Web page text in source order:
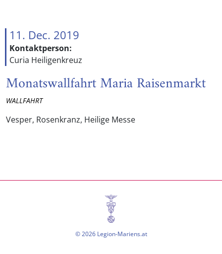
11. Dec. 2019
Kontaktperson:
Curia Heiligenkreuz
Monatswallfahrt Maria Raisenmarkt
WALLFAHRT
Vesper, Rosenkranz, Heilige Messe
© 2026 Legion-Mariens.at